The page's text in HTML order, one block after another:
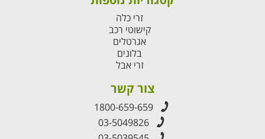
זרי כלה
קישוטי רכב
אגרטלים
בלונים
זרי אבל
צור קשר
1800-659-659
03-5049826